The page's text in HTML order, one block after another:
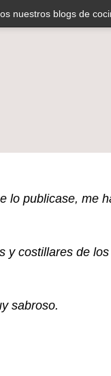
nuestros blogs de
lo publicase, me
costillares de
sabroso.